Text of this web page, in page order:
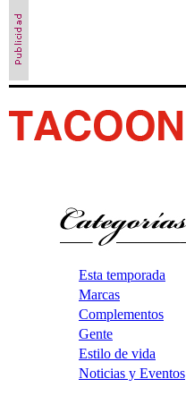
Esta temporada
Marcas
Complementos
Gente
Estilo de vida
Noticias y Eventos